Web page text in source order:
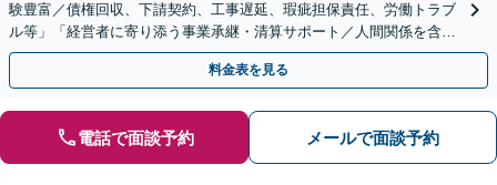
験豊富／債権回収、下請契約、工事遅延、瑕疵担保責任、労働トラブ
ル等」「経営者に寄り添う事業承継・清算サポート／人間関係を含め
た総合的なアドバイス」顧問契約／WEB面談／夜間相談可
料金表を見る
電話で面談予約 メールで面談予約